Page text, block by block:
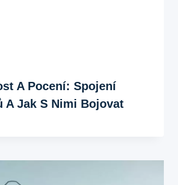
A Pocení: Spojení
A Jak S Nimi Bojovat